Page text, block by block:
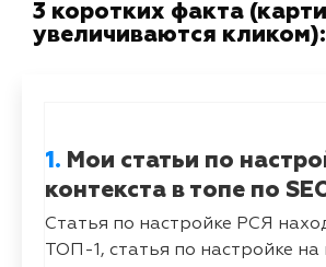
3 коротких факта
увеличиваются кликом):
1. Мои статьи по
контекста в топе по
Статья по настройке РСЯ
ТОП-1, статья по настройке на